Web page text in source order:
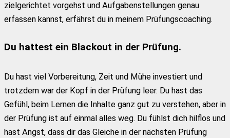
zielgerichtet vorgehst und Aufgabenstellungen genau
erfassen kannst, erfährst du in meinem Prüfungscoaching.
Du hattest ein Blackout in der Prüfung.
Du hast viel Vorbereitung, Zeit und Mühe investiert und
trotzdem war der Kopf in der Prüfung leer. Du hast das
Gefühl, beim Lernen die Inhalte ganz gut zu verstehen, aber in
der Prüfung ist auf einmal alles weg. Du fühlst dich hilflos und
hast Angst, dass dir das Gleiche in der nächsten Prüfung